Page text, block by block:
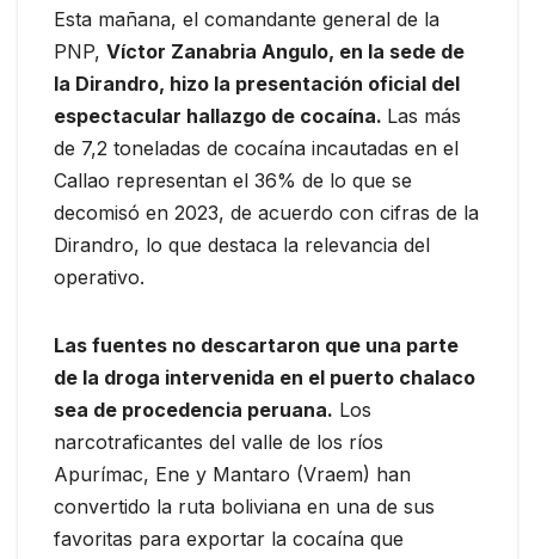
Esta mañana, el comandante general de la
PNP, Víctor Zanabria Angulo, en la sede de
la Dirandro, hizo la presentación oficial del
espectacular hallazgo de cocaína. Las más
de 7,2 toneladas de cocaína incautadas en el
Callao representan el 36% de lo que se
decomisó en 2023, de acuerdo con cifras de la
Dirandro, lo que destaca la relevancia del
operativo.
Las fuentes no descartaron que una parte
de la droga intervenida en el puerto chalaco
sea de procedencia peruana. Los
narcotraficantes del valle de los ríos
Apurímac, Ene y Mantaro (Vraem) han
convertido la ruta boliviana en una de sus
favoritas para exportar la cocaína que